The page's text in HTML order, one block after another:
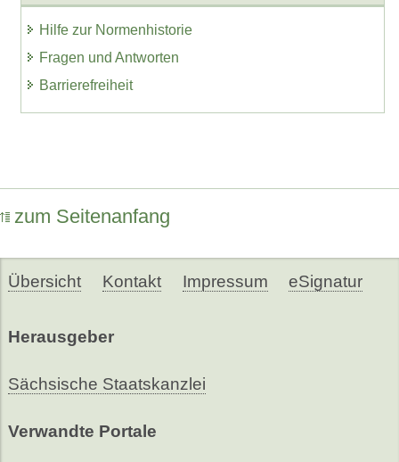
Hilfe zur Normenhistorie
Fragen und Antworten
Barrierefreiheit
zum Seitenanfang
Übersicht Kontakt Impressum eSignatur
Herausgeber
Sächsische Staatskanzlei
Verwandte Portale